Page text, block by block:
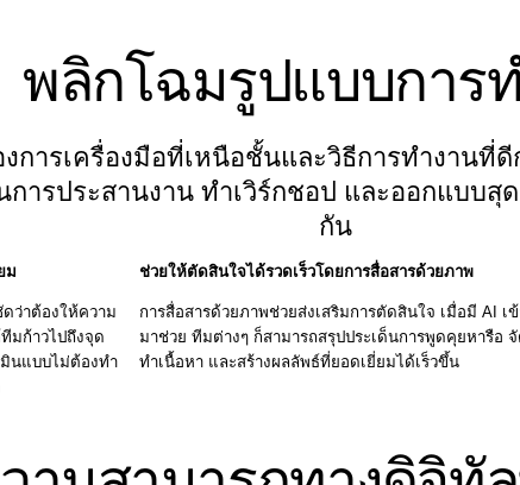
พลิกโฉมรูปแบบการ
การเครื่องมือที่เหนือชั้นและวิธีการทำงานที่
การประสานงาน ทำเวิร์กชอป และออกแบบสุ
กัน
ม
ว่าต้องให้ความ
มก้าวไปถึงจุด
มินแบบไม่ต้องทำ
ช่วยให้ตัดสินใจได้รวดเร็วโดยการสื่อสารด้วยภาพ
การสื่อสารด้วยภาพช่วยส่งเสริมการตัดสินใจ เมื่อมี AI เ
มาช่วย ทีมต่างๆ ก็สามารถสรุปประเด็นการพูดคุยหารือ
ทำเนื้อหา และสร้างผลลัพธ์ที่ยอดเยี่ยมได้เร็วขึ้น